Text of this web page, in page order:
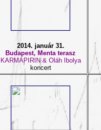
2014. január 31.
Budapest, Menta terasz
KARMAPIRIN & Oláh Ibolya
koncert